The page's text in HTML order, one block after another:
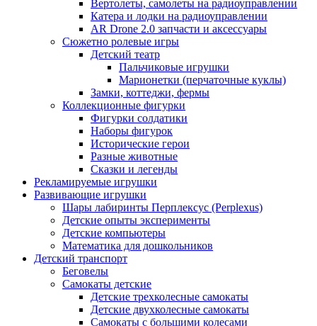
Вертолеты, самолеты на радиоуправлении
Катера и лодки на радиоуправлении
AR Drone 2.0 запчасти и аксессуары
Сюжетно ролевые игры
Детский театр
Пальчиковые игрушки
Марионетки (перчаточные куклы)
Замки, коттеджи, фермы
Коллекционные фигурки
Фигурки солдатики
Наборы фигурок
Исторические герои
Разные животные
Сказки и легенды
Рекламируемые игрушки
Развивающие игрушки
Шары лабиринты Перплексус (Perplexus)
Детские опыты эксперименты
Детские компьютеры
Математика для дошкольников
Детский транспорт
Беговелы
Самокаты детские
Детские трехколесные самокаты
Детские двухколесные самокаты
Самокаты с большими колесами